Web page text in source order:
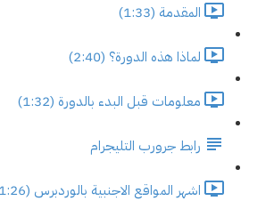
المقدمة (1:33)
لماذا هذه الدورة؟ (2:40)
معلومات قبل البدء بالدورة (1:32)
رابط جرورب التليجرام
اشهر المواقع الاجنبية بالوردبرس (1:26)